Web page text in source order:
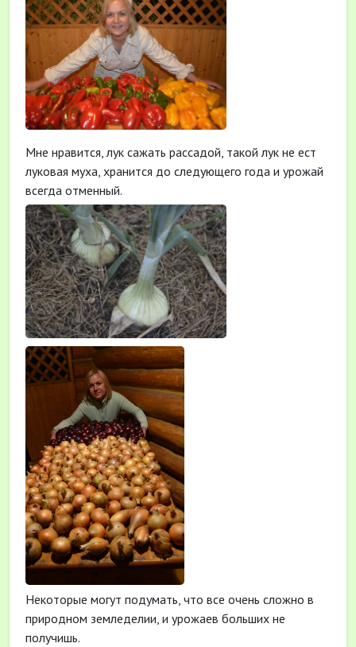
Мне нравится, лук сажать рассадой, такой лук не ест
луковая муха, хранится до следующего года и урожай
всегда отменный.
Некоторые могут подумать, что все очень сложно в
природном земледелии, и урожаев больших не
получишь.